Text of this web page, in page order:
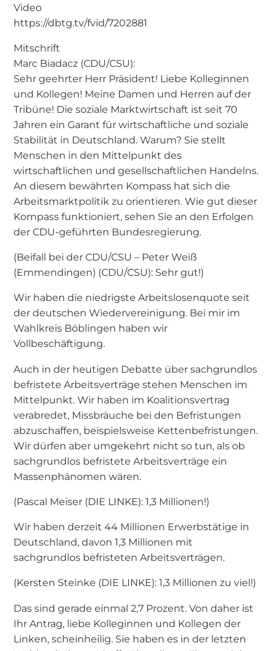
Video
https://dbtg.tv/fvid/7202881
Mitschrift
Marc Biadacz (CDU/CSU):
Sehr geehrter Herr Präsident! Liebe Kolleginnen
und Kollegen! Meine Damen und Herren auf der
Tribüne! Die soziale Marktwirtschaft ist seit 70
Jahren ein Garant für wirtschaftliche und soziale
Stabilität in Deutschland. Warum? Sie stellt
Menschen in den Mittelpunkt des
wirtschaftlichen und gesellschaftlichen Handelns.
An diesem bewährten Kompass hat sich die
Arbeitsmarktpolitik zu orientieren. Wie gut dieser
Kompass funktioniert, sehen Sie an den Erfolgen
der CDU-geführten Bundesregierung.
(Beifall bei der CDU/CSU – Peter Weiß
(Emmendingen) (CDU/CSU): Sehr gut!)
Wir haben die niedrigste Arbeitslosenquote seit
der deutschen Wiedervereinigung. Bei mir im
Wahlkreis Böblingen haben wir
Vollbeschäftigung.
Auch in der heutigen Debatte über sachgrundlos
befristete Arbeitsverträge stehen Menschen im
Mittelpunkt. Wir haben im Koalitionsvertrag
verabredet, Missbräuche bei den Befristungen
abzuschaffen, beispielsweise Kettenbefristungen.
Wir dürfen aber umgekehrt nicht so tun, als ob
sachgrundlos befristete Arbeitsverträge ein
Massenphänomen wären.
(Pascal Meiser (DIE LINKE): 1,3 Millionen!)
Wir haben derzeit 44 Millionen Erwerbstätige in
Deutschland, davon 1,3 Millionen mit
sachgrundlos befristeten Arbeitsverträgen.
(Kersten Steinke (DIE LINKE): 1,3 Millionen zu viel!)
Das sind gerade einmal 2,7 Prozent. Von daher ist
Ihr Antrag, liebe Kolleginnen und Kollegen der
Linken, scheinheilig. Sie haben es in der letzten